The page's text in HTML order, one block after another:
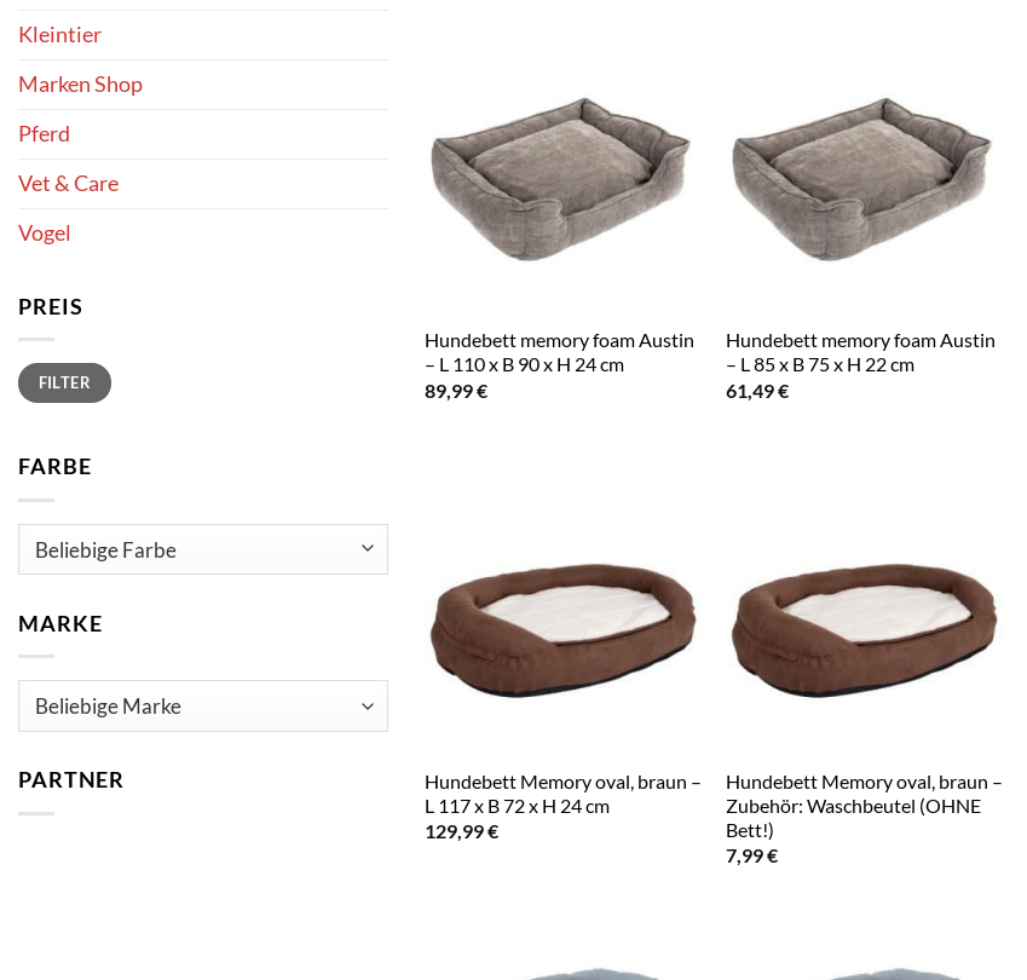
Kleintier
Marken Shop
Pferd
Vet & Care
Vogel
PREIS
Min.
Preis
Max.
PreisFILTER
FARBE
MARKE
PARTNER
Hundebett memory foam Austin
– L 110 x B 90 x H 24 cm
89,99€
Hundebett memory foam Austin
– L 85 x B 75 x H 22 cm
61,49€
Hundebett Memory oval, braun –
L 117 x B 72 x H 24 cm
129,99€
Hundebett Memory oval, braun –
Zubehör: Waschbeutel (OHNE
Bett!)
7,99€